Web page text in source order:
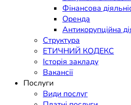
Фінансова
Оренда
Антикорупційна
Структура
ЕТИЧНИЙ КОДЕКС
Історія закладу
Вакансії
Послуги
Види послуг